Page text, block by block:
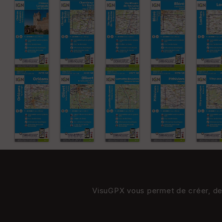
VisuGPX vous permet de créer,